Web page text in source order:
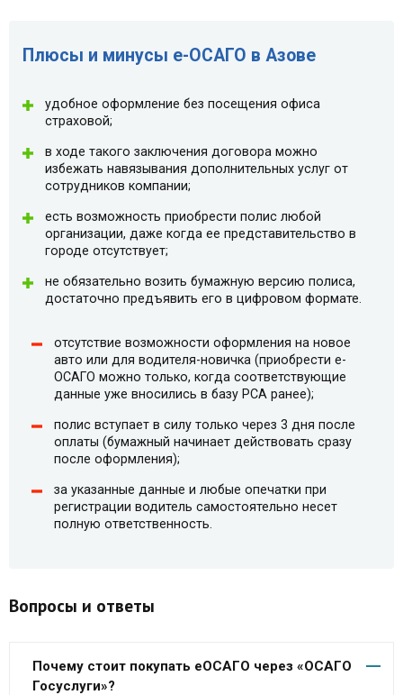
Плюсы и минусы e-ОСАГО в Азове
удобное оформление без посещения офиса
страховой;
в ходе такого заключения договора можно
избежать навязывания дополнительных услуг от
сотрудников компании;
есть возможность приобрести полис любой
организации, даже когда ее представительство в
городе отсутствует;
не обязательно возить бумажную версию полиса,
достаточно предъявить его в цифровом формате.
отсутствие возможности оформления на новое
авто или для водителя-новичка (приобрести e-
ОСАГО можно только, когда соответствующие
данные уже вносились в базу РСА ранее);
полис вступает в силу только через 3 дня после
оплаты (бумажный начинает действовать сразу
после оформления);
за указанные данные и любые опечатки при
регистрации водитель самостоятельно несет
полную ответственность.
Вопросы и ответы
Почему стоит покупать еОСАГО через «ОСАГО
Госуслуги»?